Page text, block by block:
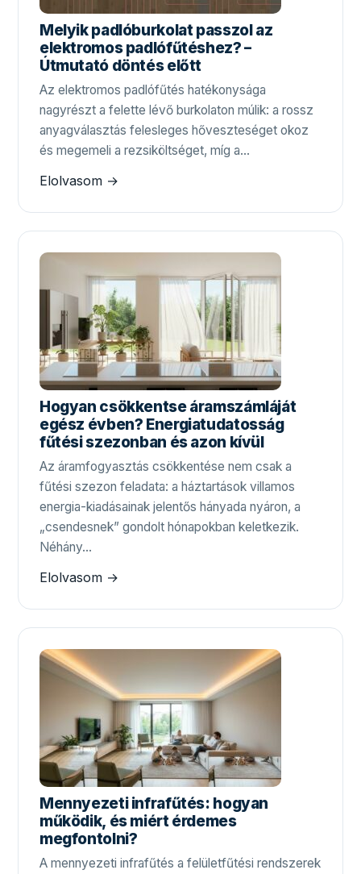
Melyik padlóburkolat passzol az
elektromos padlófűtéshez? –
Útmutató döntés előtt
Az elektromos padlófűtés hatékonysága
nagyrészt a felette lévő burkolaton múlik: a rossz
anyagválasztás felesleges hőveszteséget okoz
és megemeli a rezsiköltséget, míg a…
Elolvasom →
Hogyan csökkentse áramszámláját
egész évben? Energiatudatosság
fűtési szezonban és azon kívül
Az áramfogyasztás csökkentése nem csak a
fűtési szezon feladata: a háztartások villamos
energia-kiadásainak jelentős hányada nyáron, a
„csendesnek” gondolt hónapokban keletkezik.
Néhány…
Elolvasom →
Mennyezeti infrafűtés: hogyan
működik, és miért érdemes
megfontolni?
A mennyezeti infrafűtés a felületfűtési rendszerek